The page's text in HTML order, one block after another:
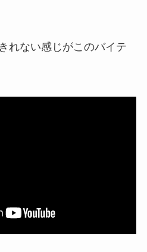
れない感じがこのバイテ